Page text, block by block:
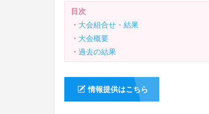
目次
・ 大会組合せ・結果
・ 大会概要
・ 過去の結果
情報提供はこちら